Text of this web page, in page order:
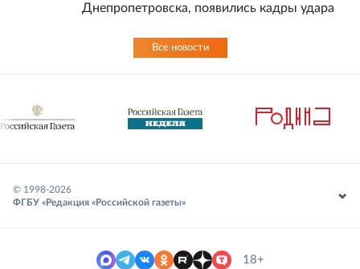
Днепропетровска, появились кадры удара
Все новости
© 1998-2026
ФГБУ «Редакция «Российской газеты»
18+